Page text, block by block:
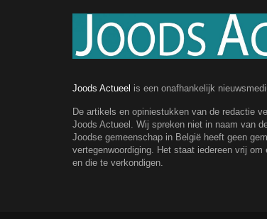
Joods Actueel is een onafhankelijk
De artikels en opiniestukken van de redactie
Joods Actueel. Wij spreken niet in naam van
Joodse gemeenschap in België heeft geen
vertegenwoordiging. Het staat iedereen vrij om
en die te verkondigen.